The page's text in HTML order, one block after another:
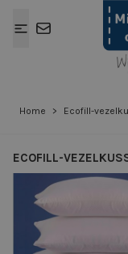
Home > Ecofill-
ECOFILL-
View